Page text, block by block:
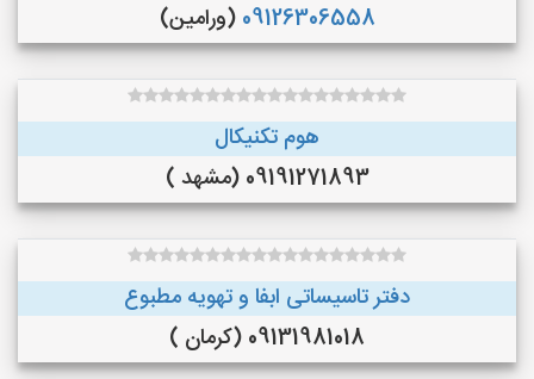
09126306558 (ورامین)
هوم تکنیکال
09191271893 (مشهد )
دفتر تاسیساتی ابفا و تهویه مطبوع
09131981018 (کرمان )